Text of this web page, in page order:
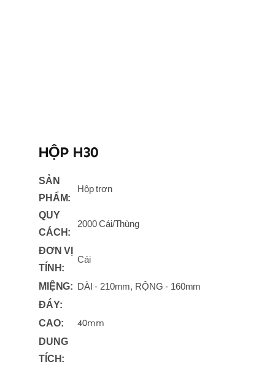
HỘP H30
SẢN
PHẨM:
QUY
CÁCH:
Hộp trơn
2000 Cái/Thùng
ĐƠN VỊ
TÍNH:
Cái
MIỆNG: DÀI - 210mm, RỘNG - 160mm
ĐÁY:
CAO:
40mm
DUNG
TÍCH: